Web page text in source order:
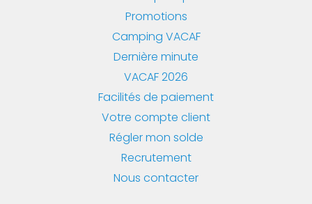
Promotions
Camping VACAF
Dernière minute
VACAF 2026
Facilités de paiement
Votre compte client
Régler mon solde
Recrutement
Nous contacter